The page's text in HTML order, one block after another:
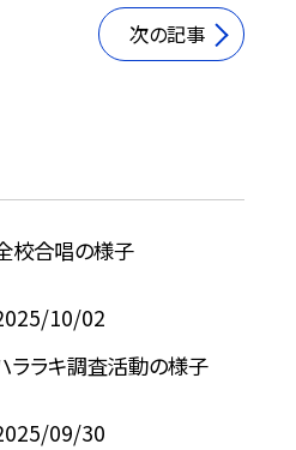
次の記事
校合唱の様子
10/02
ララキ調査活動の様子
09/30